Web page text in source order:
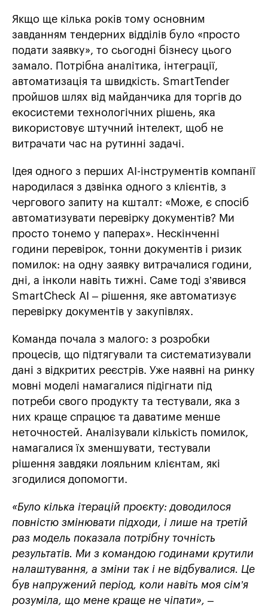
Якщо ще кілька років тому основним
завданням тендерних відділів було «просто
подати заявку», то сьогодні бізнесу цього
замало. Потрібна аналітика, інтеграції,
автоматизація та швидкість. SmartTender
пройшов шлях від майданчика для торгів до
екосистеми технологічних рішень, яка
використовує штучний інтелект, щоб не
витрачати час на рутинні задачі.
Ідея одного з перших AI-інструментів компанії
народилася з дзвінка одного з клієнтів, з
чергового запиту на кшталт: «Може, є спосіб
автоматизувати перевірку документів? Ми
просто тонемо у паперах». Нескінченні
години перевірок, тонни документів і ризик
помилок: на одну заявку витрачалися години,
дні, а інколи навіть тижні. Саме тоді з’явився
SmartCheck AI – рішення, яке автоматизує
перевірку документів у закупівлях.
Команда почала з малого: з розробки
процесів, що підтягували та систематизували
дані з відкритих реєстрів. Уже наявні на ринку
мовні моделі намагалися підігнати під
потреби свого продукту та тестували, яка з
них краще спрацює та даватиме менше
неточностей. Аналізували кількість помилок,
намагалися їх зменшувати, тестували
рішення завдяки лояльним клієнтам, які
згодилися допомогти.
«Було кілька ітерацій проєкту: доводилося
повністю змінювати підходи, і лише на третій
раз модель показала потрібну точність
результатів. Ми з командою годинами крутили
налаштування, а зміни так і не відбувалися. Це
був напружений період, коли навіть моя сім’я
розуміла, що мене краще не чіпати», –